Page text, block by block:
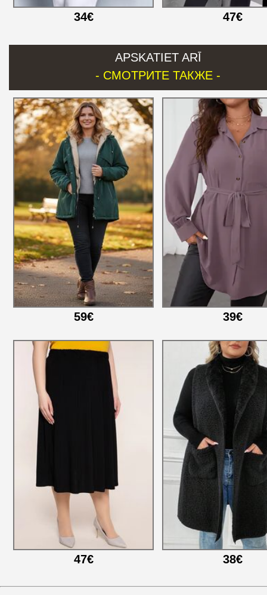
34€ 47€
APSKATIET ARĪ
- СМОТРИТЕ ТАКЖЕ -
59€ 39€
47€ 38€